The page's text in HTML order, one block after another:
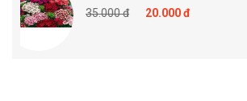
35.000 đ 20.000 đ